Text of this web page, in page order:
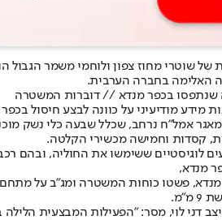
שוטרי מחוז צפון ולוחמי משמר הגבול
האלימה בחברה הערבית.
שנתפסו בכפר מנדא // דוברות המשטרה
מידע מודיעיני על כוונה לבצע חיסול
קסדות וחמישה מכשירי הקלטה.
החוליה, ובהם רכב מבצעי מסוג טויוטה ראב 4 עם לוחיות רישוי משוכפלות ואופנוע שטח
מנדא,
פשטו כוחות המשטרה ומג"ב על מתחם
דני לוי, מסר: "הפעילות המבצעית